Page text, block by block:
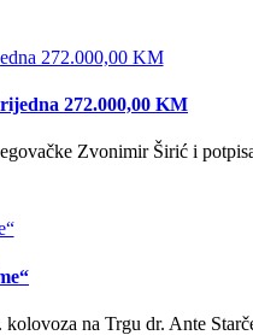
272.000,00 KM
Zvonimir Širić i
na Trgu dr. Ante